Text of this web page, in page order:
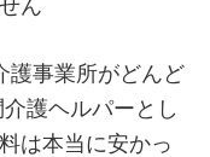
ん
護事業所がどんど
護ヘルパーとし
は本当に安かっ